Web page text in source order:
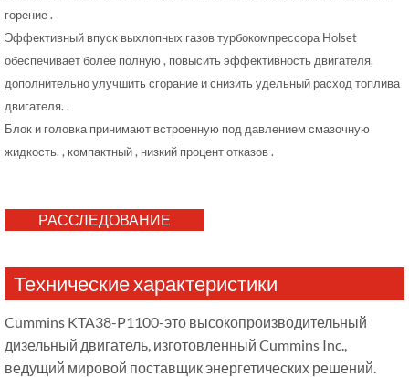
горение .
Эффективный впуск выхлопных газов турбокомпрессора Holset
обеспечивает более полную , повысить эффективность двигателя,
дополнительно улучшить сгорание и снизить удельный расход топлива
двигателя. .
Блок и головка принимают встроенную под давлением смазочную
жидкость. , компактный , низкий процент отказов .
РАССЛЕДОВАНИЕ
Технические характеристики
Cummins KTA38-P1100-это высокопроизводительный
дизельный двигатель, изготовленный Cummins Inc.,
ведущий мировой поставщик энергетических решений.